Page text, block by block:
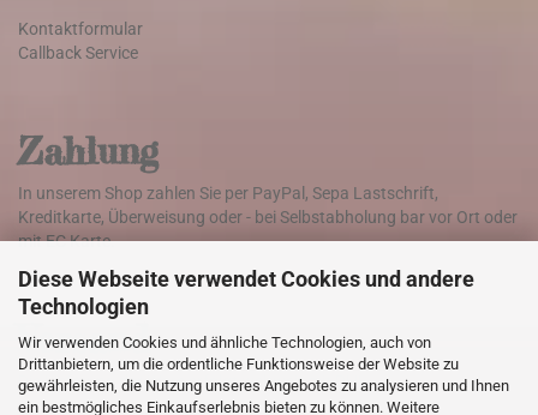
Diese Webseite verwendet Cookies und andere
Technologien
Wir verwenden Cookies und ähnliche Technologien, auch von
Drittanbietern, um die ordentliche Funktionsweise der Website zu
gewährleisten, die Nutzung unseres Angebotes zu analysieren und Ihnen
ein bestmögliches Einkaufserlebnis bieten zu können. Weitere
Kontaktformular
Callback Service
Zahlung
In unserem Shop zahlen Sie per PayPal, Sepa Lastschrift,
Kreditkarte, Überweisung oder - bei Selbstabholung bar vor Ort oder
mit EC Karte.
Versand
Die Lieferung der Ware erfolgt weltweit mit DHL